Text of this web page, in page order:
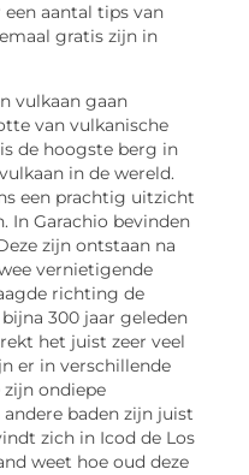
aantal tips van
gratis zijn in
vulkaan gaan
van vulkanische
de hoogste berg in
in de wereld.
een prachtig uitzicht
In Garachio bevinden
zijn ontstaan na
vernietigende
richting de
300 jaar geleden
het juist zeer veel
er in verschillende
ondiepe
baden zijn juist
zich in Icod de Los
weet hoe oud deze